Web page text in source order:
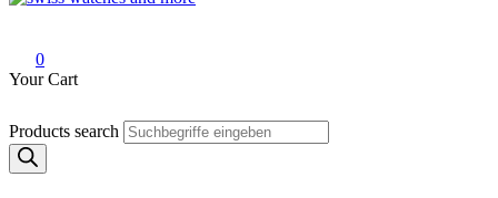
0
Your Cart
Products search